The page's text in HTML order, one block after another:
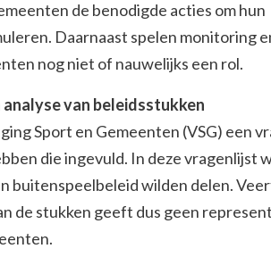
de benodigde acties om hun
Daarnaast spelen monitoring
nog niet of nauwelijks een rol.
van beleidsstukken
Sport en Gemeenten (VSG) een
die ingevuld. In deze vragenlijst
buitenspeelbeleid wilden delen.
de stukken geeft dus geen